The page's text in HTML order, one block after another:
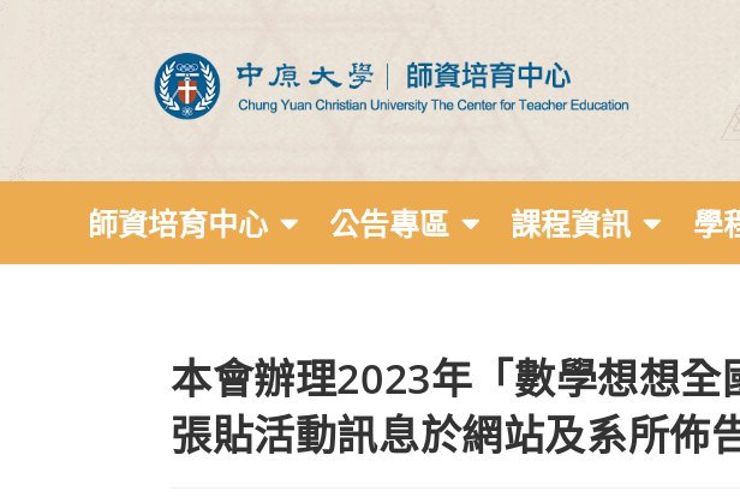
師資培育中心 公告專區 課程資訊 學
本會辦理2023年「數學想想
張貼活動訊息於網站及系所佈